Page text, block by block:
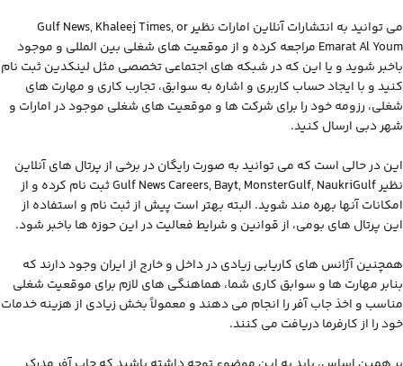
می توانید به انتشارات آنلاین امارات نظیر Gulf News, Khaleej Times, or
Emarat Al Youm مراجعه کرده و از موقعیت های شغلی بین المللی و موجود
باخبر شوید و یا این که در شبکه های اجتماعی تخصصی مثل لینکدین ثبت نام
کنید و با ایجاد حساب کاربری و اشاره به سوابق، تجارب کاری و مهارت های
شغلی، رزومه خود را برای شرکت ها و موقعیت های شغلی موجود در امارات و
شهر دبی ارسال کنید.
این در حالی است که می توانید به صورت رایگان در برخی از پرتال های آنلاین
نظیر Gulf News Careers, Bayt, MonsterGulf, NaukriGulf ثبت نام کرده و از
امکانات آنها بهره مند شوید. البته بهتر است پیش از ثبت نام و استفاده از
این پرتال های بومی، از قوانین و شرایط فعالیت در این حوزه ها باخبر شود.
همچنین آژانس های کاریابی زیادی در داخل و خارج از ایران وجود دارند که
بنابر مهارت ها و سوابق کاری شما، هماهنگی های لازم برای موقعیت شغلی
مناسب و اخذ جاب آفر را انجام می دهند و معمولاً بخش زیادی از هزینه خدمات
خود را از کارفرما دریافت می کنند.